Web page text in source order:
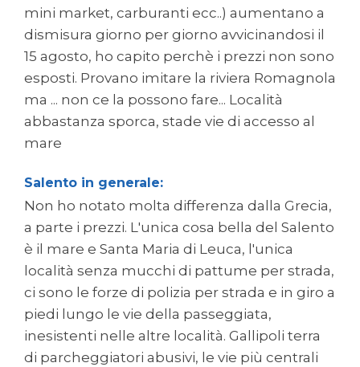
mini market, carburanti ecc..) aumentano a
dismisura giorno per giorno avvicinandosi il
15 agosto, ho capito perchè i prezzi non sono
esposti. Provano imitare la riviera Romagnola
ma ... non ce la possono fare... Località
abbastanza sporca, stade vie di accesso al
mare
Salento in generale:
Non ho notato molta differenza dalla Grecia,
a parte i prezzi. L'unica cosa bella del Salento
è il mare e Santa Maria di Leuca, l'unica
località senza mucchi di pattume per strada,
ci sono le forze di polizia per strada e in giro a
piedi lungo le vie della passeggiata,
inesistenti nelle altre località. Gallipoli terra
di parcheggiatori abusivi, le vie più centrali